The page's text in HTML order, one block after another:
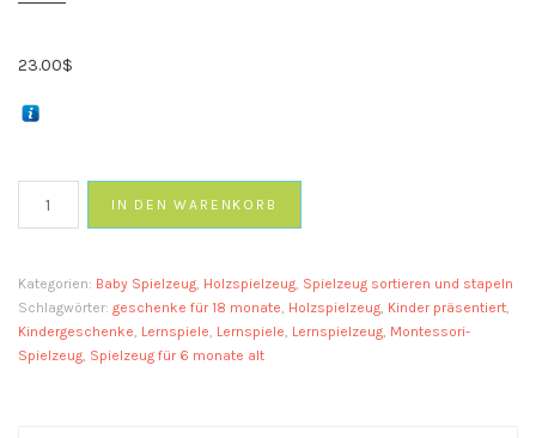
23.00$
-
Balance
Spielzeug
Menge
IN DEN WARENKORB
Kategorien: Baby Spielzeug, Holzspielzeug, Spielzeug sortieren und stapeln
Schlagwörter: geschenke für 18 monate, Holzspielzeug, Kinder präsentiert,
Kindergeschenke, Lernspiele, Lernspiele, Lernspielzeug, Montessori-
Spielzeug, Spielzeug für 6 monate alt